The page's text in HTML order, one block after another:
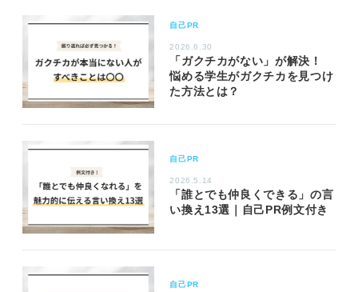
自己PR
2026.6.30
「ガクチカがない」が解決！
悩める学生がガクチカを見つけ
た方法とは？
自己PR
2026.5.14
「誰とでも仲良くできる」の言
い換え13選｜自己PR例文付き
自己PR